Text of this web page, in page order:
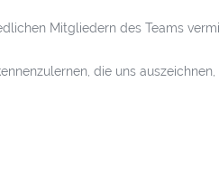
Mitgliedern des Teams
die uns auszeichnen,